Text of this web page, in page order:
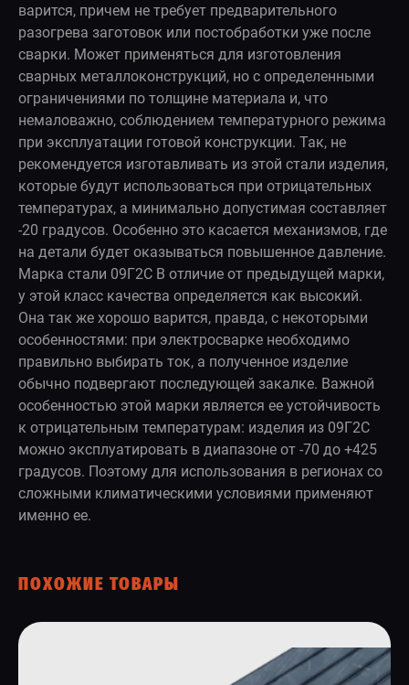
варится, причем не требует предварительного
разогрева заготовок или постобработки уже после
сварки. Может применяться для изготовления
сварных металлоконструкций, но с определенными
ограничениями по толщине материала и, что
немаловажно, соблюдением температурного режима
при эксплуатации готовой конструкции. Так, не
рекомендуется изготавливать из этой стали изделия,
которые будут использоваться при отрицательных
температурах, а минимально допустимая составляет
-20 градусов. Особенно это касается механизмов, где
на детали будет оказываться повышенное давление.
Марка стали 09Г2С В отличие от предыдущей марки,
у этой класс качества определяется как высокий.
Она так же хорошо варится, правда, с некоторыми
особенностями: при электросварке необходимо
правильно выбирать ток, а полученное изделие
обычно подвергают последующей закалке. Важной
особенностью этой марки является ее устойчивость
к отрицательным температурам: изделия из 09Г2С
можно эксплуатировать в диапазоне от -70 до +425
градусов. Поэтому для использования в регионах со
сложными климатическими условиями применяют
именно ее.
ПОХОЖИЕ ТОВАРЫ